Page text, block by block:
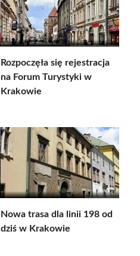
Rozpoczęła się rejestracja
na Forum Turystyki w
Krakowie
Nowa trasa dla linii 198 od
dziś w Krakowie